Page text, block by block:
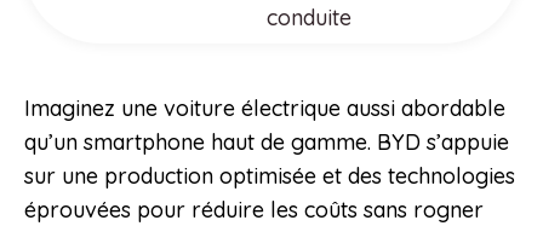
conduite
Imaginez une voiture électrique aussi abordable
qu’un smartphone haut de gamme. BYD s’appuie
sur une production optimisée et des technologies
éprouvées pour réduire les coûts sans rogner